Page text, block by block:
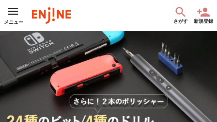
メニュー さがす 新規登録